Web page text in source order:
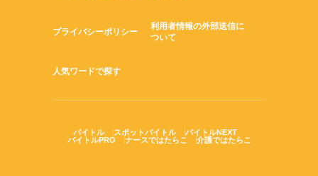
プライバシーポリシー
利用者情報の外部送信に
ついて
人気ワードで探す
バイトル スポットバイトル
バイトルNEXT
バイトルPRO
ナースではたらこ 介護ではたらこ